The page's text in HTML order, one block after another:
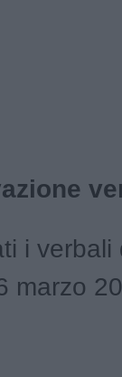
i verbali
marzo